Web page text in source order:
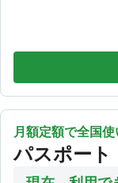
リンクコーナー有』
■個室、半個室、
【3階】
■固定席(最大4席)
■月額個室2部屋(一
3時間30分利用
4時間30分利用
5時間利用
月額定額で全国
パスポート